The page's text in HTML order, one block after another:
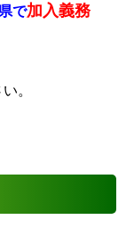
で加入義務
。